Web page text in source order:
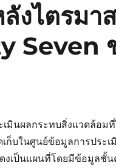
งไตรมา
Seven
มินผลกระทบสิ่งแวดล้อม
เก็บในศูนย์ข้อมูลการประ
งเป็นแผนที่โดยมีข้อมูล